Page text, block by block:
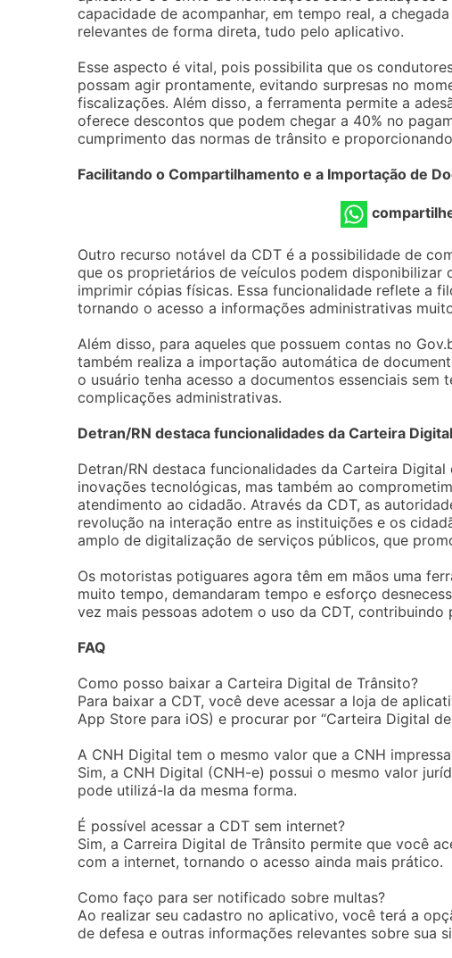
capacidade de acompanhar, em tempo real, a
relevantes de forma direta, tudo pelo aplicativo.
Esse aspecto é vital, pois possibilita que os
possam agir prontamente, evitando surpresas no
fiscalizações. Além disso, a ferramenta permite a
oferece descontos que podem chegar a 40% no
cumprimento das normas de trânsito e
Facilitando o Compartilhamento e a Importação de
Outro recurso notável da CDT é a possibilidade de
que os proprietários de veículos podem disponibilizar
imprimir cópias físicas. Essa funcionalidade reflete a
tornando o acesso a informações administrativas
Além disso, para aqueles que possuem contas no
também realiza a importação automática de
o usuário tenha acesso a documentos essenciais
complicações administrativas.
Detran/RN destaca funcionalidades da Carteira
Detran/RN destaca funcionalidades da Carteira
inovações tecnológicas, mas também ao
atendimento ao cidadão. Através da CDT, as
revolução na interação entre as instituições e os
amplo de digitalização de serviços públicos, que
Os motoristas potiguares agora têm em mãos uma
muito tempo, demandaram tempo e esforço
vez mais pessoas adotem o uso da CDT,
FAQ
Como posso baixar a Carteira Digital de Trânsito?
Para baixar a CDT, você deve acessar a loja de
App Store para iOS) e procurar por “Carteira Digital
A CNH Digital tem o mesmo valor que a CNH
Sim, a CNH Digital (CNH-e) possui o mesmo valor
pode utilizá-la da mesma forma.
É possível acessar a CDT sem internet?
Sim, a Carreira Digital de Trânsito permite que você
com a internet, tornando o acesso ainda mais prático.
Como faço para ser notificado sobre multas?
Ao realizar seu cadastro no aplicativo, você terá a
de defesa e outras informações relevantes sobre sua